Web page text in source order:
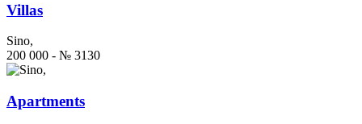
Villas
Sino,
200 000 - № 3130
Apartments